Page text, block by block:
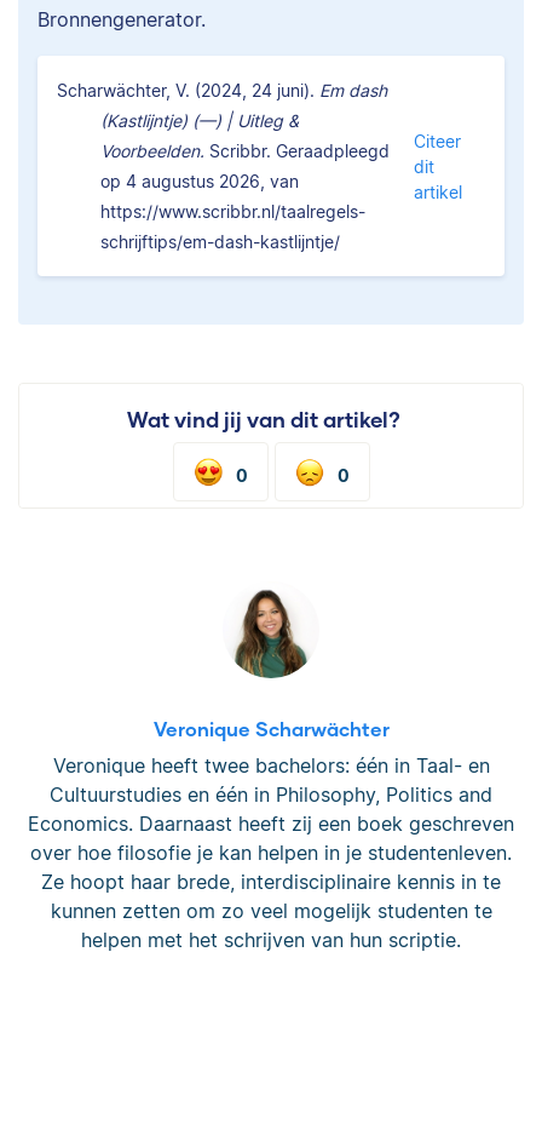
Bronnengenerator.
Scharwächter, V. (2024, 24 juni). Em dash
(Kastlijntje) (—) | Uitleg &
Voorbeelden. Scribbr. Geraadpleegd
op 4 augustus 2026, van
https://www.scribbr.nl/taalregels-
schrijftips/em-dash-kastlijntje/
Citeer
dit
artikel
Wat vind jij van dit artikel?
0 0
Veronique Scharwächter
Veronique heeft twee bachelors: één in Taal- en
Cultuurstudies en één in Philosophy, Politics and
Economics. Daarnaast heeft zij een boek geschreven
over hoe filosofie je kan helpen in je studentenleven.
Ze hoopt haar brede, interdisciplinaire kennis in te
kunnen zetten om zo veel mogelijk studenten te
helpen met het schrijven van hun scriptie.